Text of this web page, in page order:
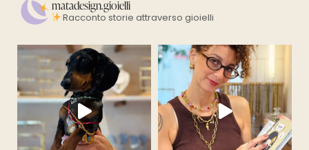
matadesign.gioielli
Racconto storie attraverso gioielli